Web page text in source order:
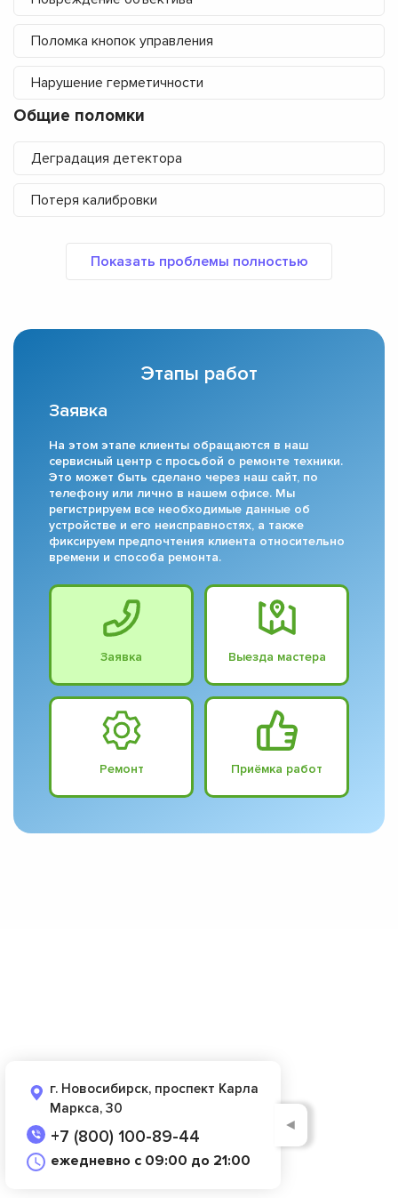
Поломка кнопок управления
Нарушение герметичности
Общие поломки
Деградация детектора
Потеря калибровки
Этапы работ
Заявка
На этом этапе клиенты обращаются в наш
сервисный центр с просьбой о ремонте техники.
Это может быть сделано через наш сайт, по
телефону или лично в нашем офисе. Мы
регистрируем все необходимые данные об
устройстве и его неисправностях, а также
фиксируем предпочтения клиента относительно
времени и способа ремонта.
Заявка Выезда мастера
Ремонт Приёмка работ
г. Новосибирск, проспект Карла
Маркса, 30
+7 (800) 100-89-44
ежедневно с 09:00 до 21:00
◄